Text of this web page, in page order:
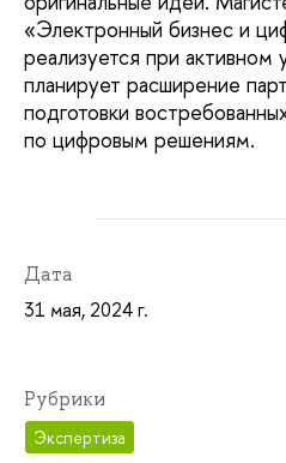
«Электронный бизнес и
реализуется при активном
планирует расширение
подготовки
по цифровым решениям.
Дата
31 мая, 2024 г.
Рубрики
Экспертиза